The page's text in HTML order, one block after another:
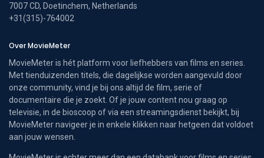
7007 CD, Doetinchem, Netherlands
+31(315)-764002
Over MovieMeter
MovieMeter is hét platform voor liefhebbers van films en series.
Met tienduizenden titels, die dagelijkse worden aangevuld door
onze community, vind je bij ons altijd de film, serie of
documentaire die je zoekt. Of je jouw content nou graag op
televisie, in de bioscoop of via een streamingsdienst bekijkt, bij
MovieMeter navigeer je in enkele klikken naar hetgeen dat voldoet
aan jouw wensen.